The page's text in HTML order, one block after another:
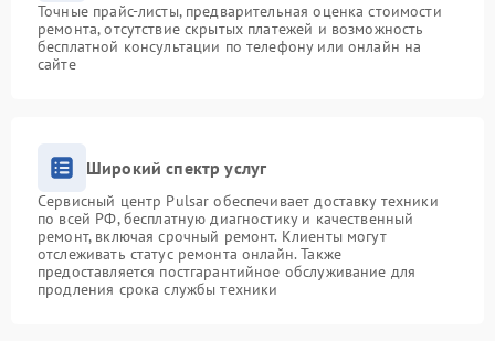
Точные прайс-листы, предварительная оценка стоимости
ремонта, отсутствие скрытых платежей и возможность
бесплатной консультации по телефону или онлайн на
сайте
Широкий спектр услуг
Сервисный центр Pulsar обеспечивает доставку техники
по всей РФ, бесплатную диагностику и качественный
ремонт, включая срочный ремонт. Клиенты могут
отслеживать статус ремонта онлайн. Также
предоставляется постгарантийное обслуживание для
продления срока службы техники